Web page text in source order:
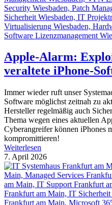
Apple-Alarm:
veraltete iPhone-
Immer wieder ruft unser
Software möglichst zeitnah zu
Hersteller regelmäßig auch
Thema wegen eines aktuellen
Cyberangreifer können iPhones
kompromittieren!
Weiterlesen
7. April 2026